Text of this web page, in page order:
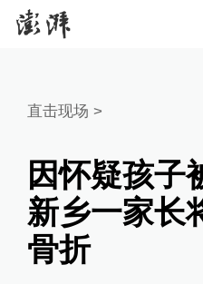
直击现场 >
因怀疑孩子
新乡一家长
骨折